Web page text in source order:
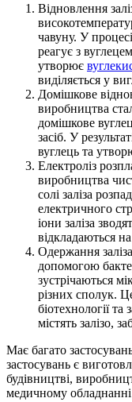
Відновлення
чавуну. У
реагує з
утворює
виділяється у
Домішкове
виробництва
домішкове
засіб. У
вуглець та
Електроліз
виробництва
солі заліза
електричного
іони заліза
відкладаються
Одержання
допомогою
зустрічаються
різних сполук.
біотехнології
містять залізо,
Має багато
застосувань є
будівництві,
медичному обладнанні